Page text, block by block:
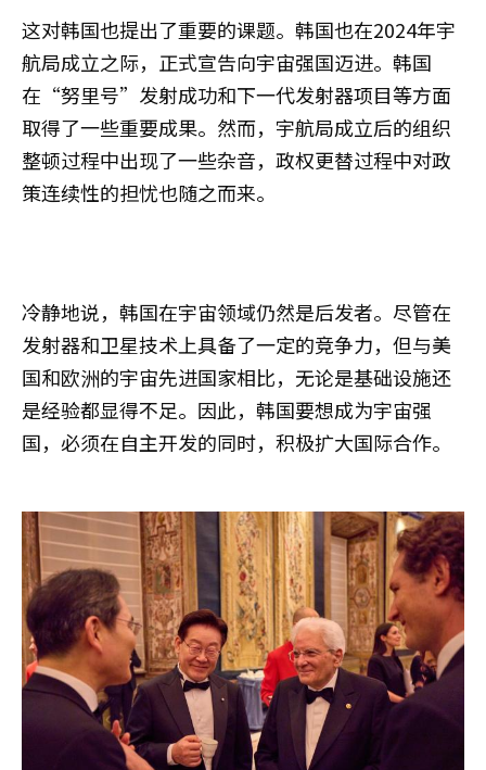
这对韩国也提出了重要的课题。韩国也在2024年宇
航局成立之际，正式宣告向宇宙强国迈进。韩国
在“努里号”发射成功和下一代发射器项目等方面
取得了一些重要成果。然而，宇航局成立后的组织
整顿过程中出现了一些杂音，政权更替过程中对政
策连续性的担忧也随之而来。
冷静地说，韩国在宇宙领域仍然是后发者。尽管在
发射器和卫星技术上具备了一定的竞争力，但与美
国和欧洲的宇宙先进国家相比，无论是基础设施还
是经验都显得不足。因此，韩国要想成为宇宙强
国，必须在自主开发的同时，积极扩大国际合作。